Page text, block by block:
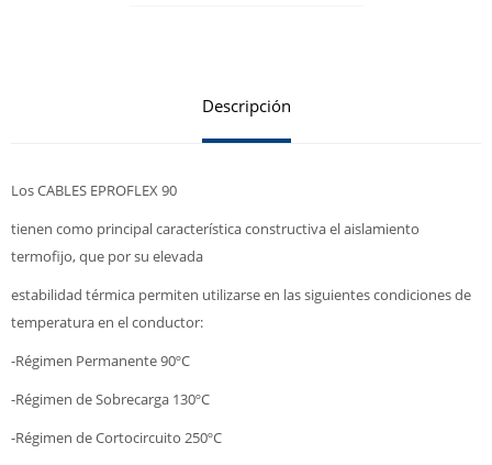
Descripción
Los CABLES EPROFLEX 90
tienen como principal característica constructiva el aislamiento
termofijo, que por su elevada
estabilidad térmica permiten utilizarse en las siguientes condiciones de
temperatura en el conductor:
-Régimen Permanente 90ºC
-Régimen de Sobrecarga 130ºC
-Régimen de Cortocircuito 250ºC